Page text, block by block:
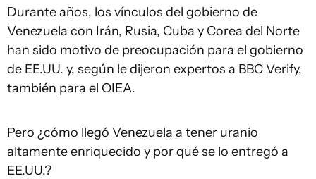
Durante años, los vínculos del gobierno de
Venezuela con Irán, Rusia, Cuba y Corea del Norte
han sido motivo de preocupación para el gobierno
de EE.UU. y, según le dijeron expertos a BBC Verify,
también para el OIEA.
Pero ¿cómo llegó Venezuela a tener uranio
altamente enriquecido y por qué se lo entregó a
EE.UU.?